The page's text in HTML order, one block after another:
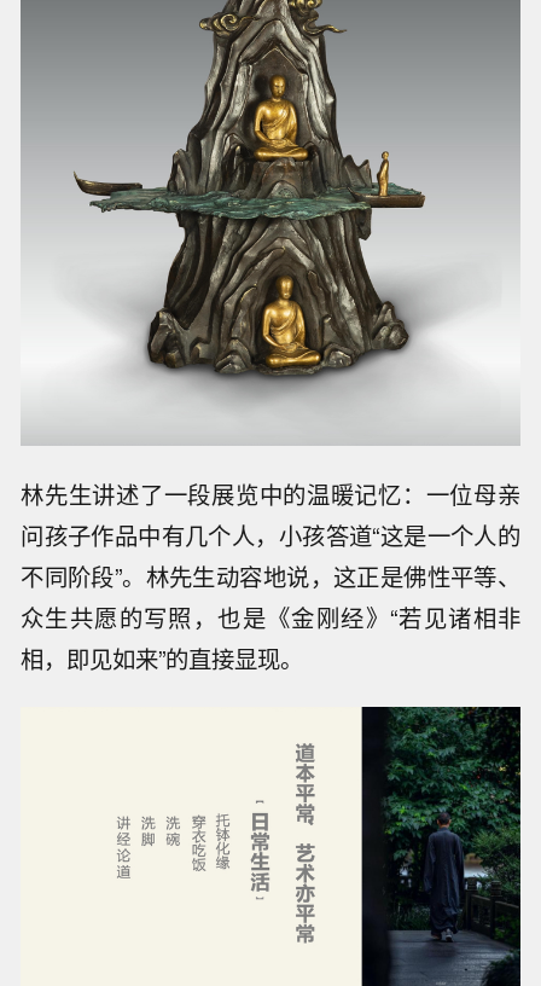
林先生讲述了一段展览中的温暖记忆：一位母亲
问孩子作品中有几个人，小孩答道“这是一个人的
不同阶段”。林先生动容地说，这正是佛性平等、
众生共愿的写照，也是《金刚经》“若见诸相非
相，即见如来”的直接显现。